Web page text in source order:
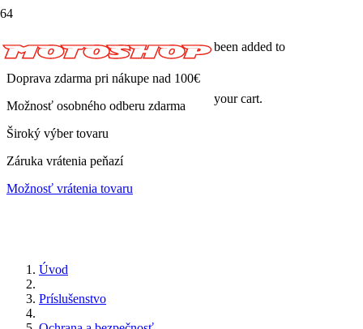
been added to
your cart.
Doprava zdarma pri nákupe nad 100€
Možnosť osobného odberu zdarma
Široký výber tovaru
Záruka vrátenia peňazí
Možnosť vrátenia tovaru
Úvod
Príslušenstvo